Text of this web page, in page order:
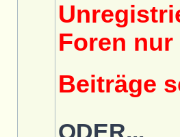
Foren nur
Beiträge
ODER...